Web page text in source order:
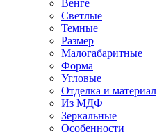
Венге
Светлые
Темные
Размер
Малогабаритные
Форма
Угловые
Отделка и материал
Из МДФ
Зеркальные
Особенности